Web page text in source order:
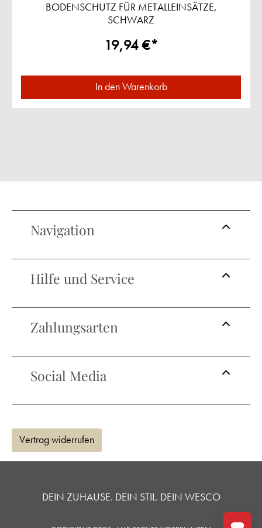
BODENSCHUTZ FÜR METALLEINSÄTZE,
SCHWARZ
19,94 €*
In den Warenkorb
Navigation
Hilfe und Service
Zahlungsarten
Social Media
Vertrag widerrufen
DEIN ZUHAUSE. DEIN STIL. DEIN WESCO